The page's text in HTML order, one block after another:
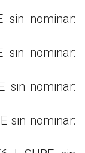
sin nominar:
sin nominar:
sin nominar:
sin nominar: